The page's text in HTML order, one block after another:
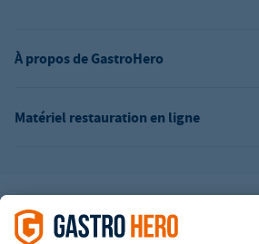
Matériel restauration en ligne
À propos de GastroHero
L’offre de la société GastroHero est
entreprises. Tous les prix sont des prix